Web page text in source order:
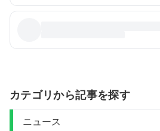
カテゴリから記事を探す
ニュース